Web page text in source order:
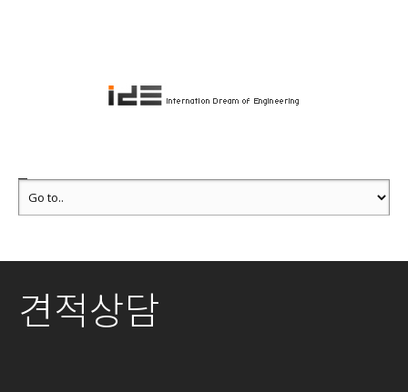
견적상담